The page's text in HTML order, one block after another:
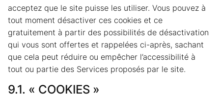
acceptez que le site puisse les utiliser. Vous pouvez à
tout moment désactiver ces cookies et ce
gratuitement à partir des possibilités de désactivation
qui vous sont offertes et rappelées ci-après, sachant
que cela peut réduire ou empêcher l’accessibilité à
tout ou partie des Services proposés par le site.
9.1. « COOKIES »